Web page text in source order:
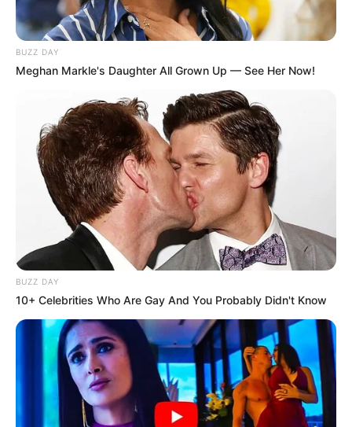
BUZZ DAY
Meghan Markle's Daughter All Grown Up — See Her Now!
BUZZ DAY
10+ Celebrities Who Are Gay And You Probably Didn't Know